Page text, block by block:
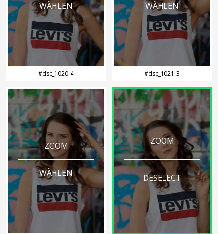
WÄHLEN
#dsc_1020-4
WÄHLEN
#dsc_1021-3
ZOOM
WÄHLEN
ZOOM
DESELECT